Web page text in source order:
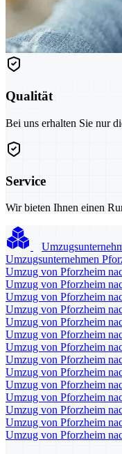
Qualität
Bei uns erhalten Sie nur
Service
Wir bieten Ihnen einen
Umzugsunternehmen
Umzug von Pforzheim
Umzug von Pforzheim
Umzug von Pforzheim
Umzug von Pforzheim
Umzug von Pforzheim
Umzug von Pforzheim
Umzug von Pforzheim
Umzug von Pforzheim
Umzug von Pforzheim
Umzug von Pforzheim
Umzug von Pforzheim
Umzug von Pforzheim
Umzug von Pforzheim
Umzug von Pforzheim